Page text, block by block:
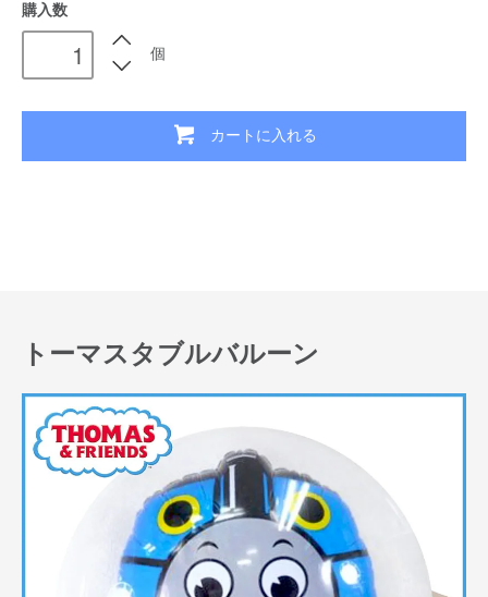
購入数
個
カートに入れる
トーマスタブルバルーン